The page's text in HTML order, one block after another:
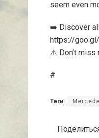
seem even
➡️ Discover
https://
⚠️ Don’t miss
#
Теги: